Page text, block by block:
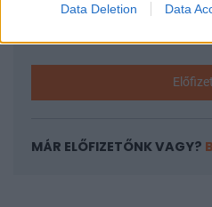
Data Deletion Data
Kötéslisták: BÉT elmúlt
MÁR ELŐFIZETŐNK VAGY?